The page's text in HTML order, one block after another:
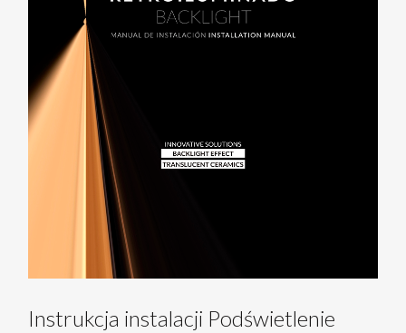
Instrukcja instalacji Podświetlenie